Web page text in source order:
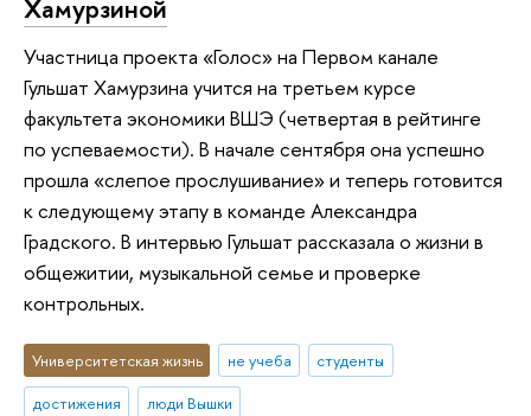
Хамурзиной
Участница проекта «Голос» на Первом канале
Гульшат Хамурзина учится на третьем курсе
факультета экономики ВШЭ (четвертая в рейтинге
по успеваемости). В начале сентября она успешно
прошла «слепое прослушивание» и теперь готовится
к следующему этапу в команде Александра
Градского. В интервью Гульшат рассказала о жизни в
общежитии, музыкальной семье и проверке
контрольных.
Университетская жизнь не учеба
студенты
достижения
люди Вышки